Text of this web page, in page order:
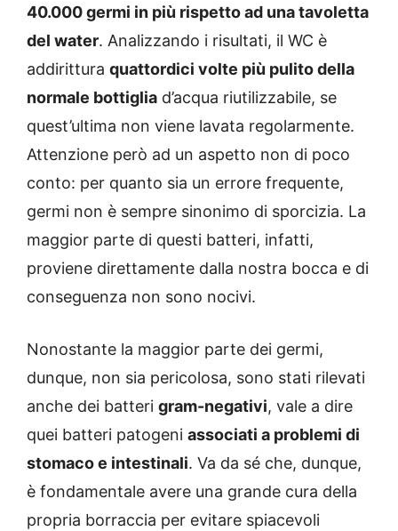
40.000 germi in più rispetto ad una tavoletta
del water. Analizzando i risultati, il WC è
addirittura quattordici volte più pulito della
normale bottiglia d’acqua riutilizzabile, se
quest’ultima non viene lavata regolarmente.
Attenzione però ad un aspetto non di poco
conto: per quanto sia un errore frequente,
germi non è sempre sinonimo di sporcizia. La
maggior parte di questi batteri, infatti,
proviene direttamente dalla nostra bocca e di
conseguenza non sono nocivi.
Nonostante la maggior parte dei germi,
dunque, non sia pericolosa, sono stati rilevati
anche dei batteri gram-negativi, vale a dire
quei batteri patogeni associati a problemi di
stomaco e intestinali. Va da sé che, dunque,
è fondamentale avere una grande cura della
propria borraccia per evitare spiacevoli